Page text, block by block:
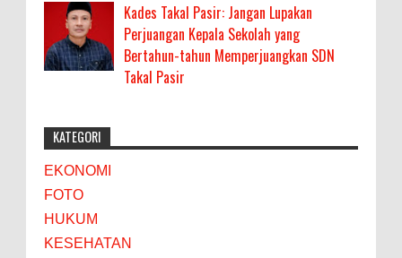
Kades Takal Pasir: Jangan Lupakan
Perjuangan Kepala Sekolah yang
Bertahun-tahun Memperjuangkan SDN
Takal Pasir
KATEGORI
EKONOMI
FOTO
HUKUM
KESEHATAN